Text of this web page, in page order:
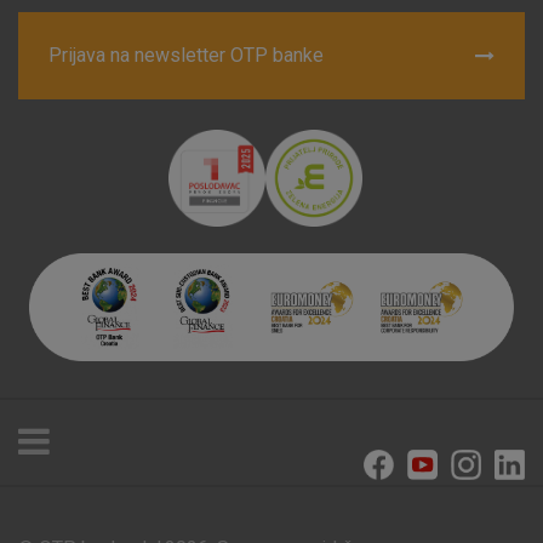
Prijava na newsletter OTP banke
Prihvaćam upotrebu navedenih kolačića
Nužni (tehnički) kolačići - uvijek aktivni
Ovi kolačići nužni su za funkcioniranje internetske stranice i
ne mogu se isključiti u našim sustavima. Uobičajeno se
za uslugama, kao što su postavke kolačića. Svoj preglednik
možete postaviti da blokira te kolačiće ili pošalje upozorenje
o njima, ali u tom slučaju neki dijelovi stranice neće raditi. Ti
kolačići ne pohranjuju nikakve informacije koje bi vas mogle